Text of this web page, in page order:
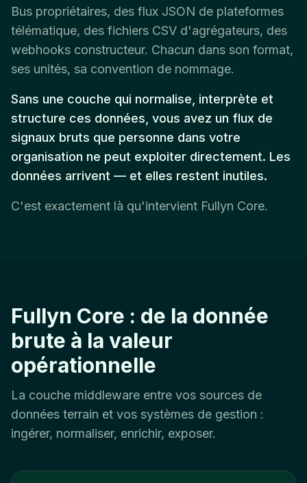
Bus propriétaires, des flux JSON de plateformes
télématique, des fichiers CSV d'agrégateurs, des
webhooks constructeur. Chacun dans son format,
ses unités, sa convention de nommage.
Sans une couche qui normalise, interprète et
structure ces données, vous avez un flux de
signaux bruts que personne dans votre
organisation ne peut exploiter directement. Les
données arrivent — et elles restent inutiles.
C'est exactement là qu'intervient Fullyn Core.
Fullyn Core : de la donnée
brute à la valeur
opérationnelle
La couche middleware entre vos sources de
données terrain et vos systèmes de gestion :
ingérer, normaliser, enrichir, exposer.